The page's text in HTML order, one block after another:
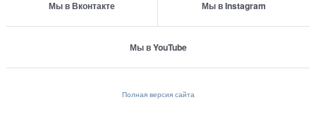
Мы в Вконтакте Мы в Instagram
Мы в YouTube
Полная версия сайта